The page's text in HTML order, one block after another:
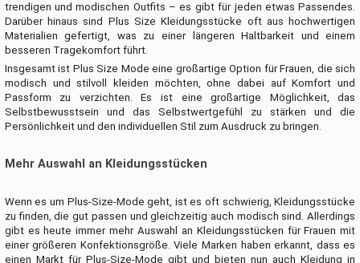
trendigen und modischen Outfits – es gibt für jeden etwas Passendes.
Darüber hinaus sind Plus Size Kleidungsstücke oft aus hochwertigen
Materialien gefertigt, was zu einer längeren Haltbarkeit und einem
besseren Tragekomfort führt.
Insgesamt ist Plus Size Mode eine großartige Option für Frauen, die sich
modisch und stilvoll kleiden möchten, ohne dabei auf Komfort und
Passform zu verzichten. Es ist eine großartige Möglichkeit, das
Selbstbewusstsein und das Selbstwertgefühl zu stärken und die
Persönlichkeit und den individuellen Stil zum Ausdruck zu bringen.
Mehr Auswahl an Kleidungsstücken
Wenn es um Plus-Size-Mode geht, ist es oft schwierig, Kleidungsstücke
zu finden, die gut passen und gleichzeitig auch modisch sind. Allerdings
gibt es heute immer mehr Auswahl an Kleidungsstücken für Frauen mit
einer größeren Konfektionsgröße. Viele Marken haben erkannt, dass es
einen Markt für Plus-Size-Mode gibt und bieten nun auch Kleidung in